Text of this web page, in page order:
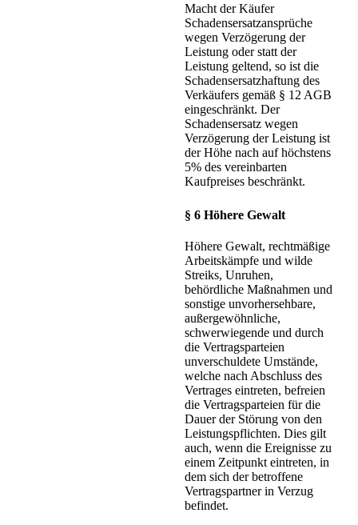
Macht der Käufer
Schadensersatzansprüche
wegen Verzögerung der
Leistung oder statt der
Leistung geltend, so ist die
Schadensersatzhaftung des
Verkäufers gemäß § 12 AGB
eingeschränkt. Der
Schadensersatz wegen
Verzögerung der Leistung ist
der Höhe nach auf höchstens
5% des vereinbarten
Kaufpreises beschränkt.
§ 6 Höhere Gewalt
Höhere Gewalt, rechtmäßige
Arbeitskämpfe und wilde
Streiks, Unruhen,
behördliche Maßnahmen und
sonstige unvorhersehbare,
außergewöhnliche,
schwerwiegende und durch
die Vertragsparteien
unverschuldete Umstände,
welche nach Abschluss des
Vertrages eintreten, befreien
die Vertragsparteien für die
Dauer der Störung von den
Leistungspflichten. Dies gilt
auch, wenn die Ereignisse zu
einem Zeitpunkt eintreten, in
dem sich der betroffene
Vertragspartner in Verzug
befindet.